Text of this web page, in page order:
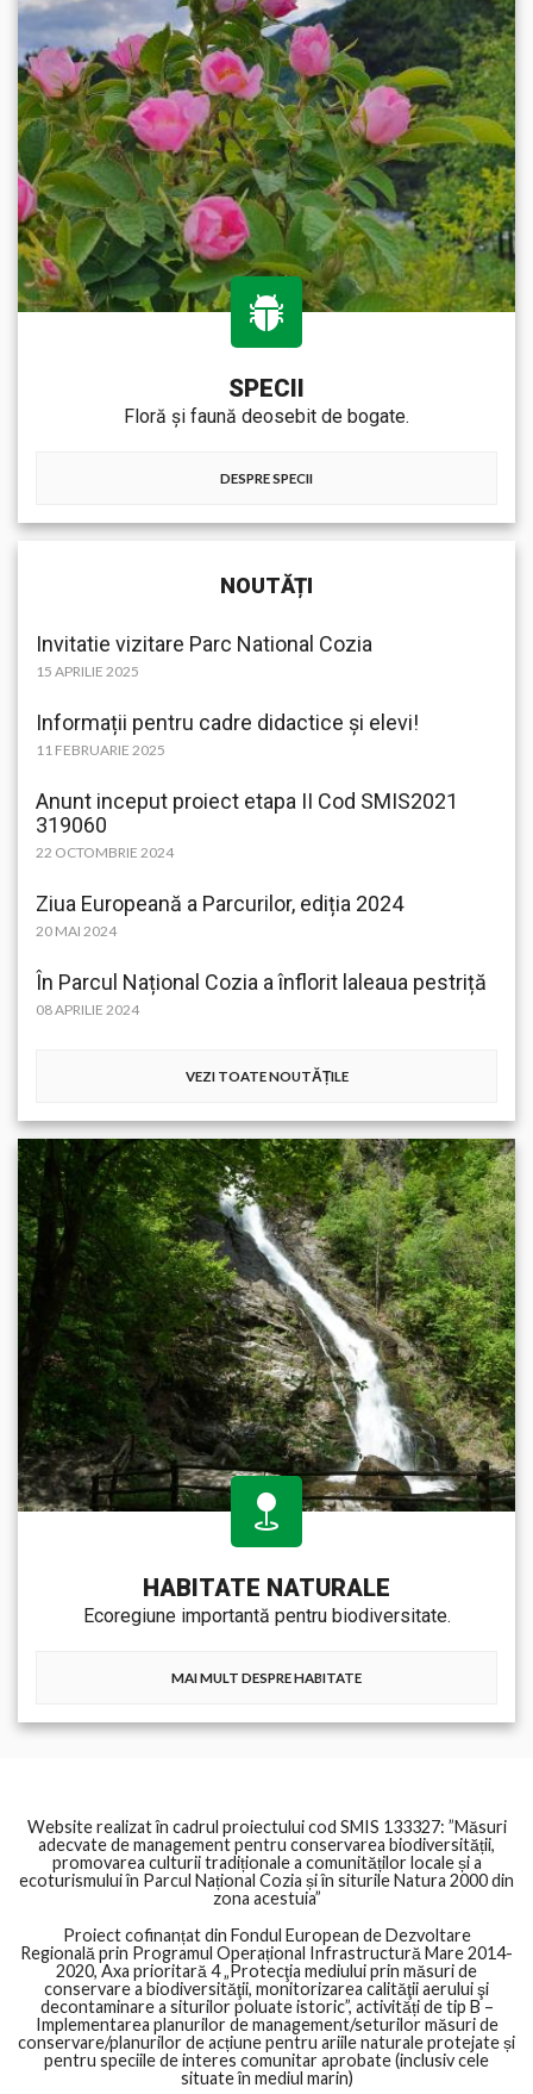
SPECII
Floră și faună deosebit de bogate.
DESPRE SPECII
NOUTĂȚI
Invitatie vizitare Parc National Cozia
15 APRILIE 2025
Informații pentru cadre didactice și elevi!
11 FEBRUARIE 2025
Anunt inceput proiect etapa II Cod SMIS2021
319060
22 OCTOMBRIE 2024
Ziua Europeană a Parcurilor, ediția 2024
20 MAI 2024
În Parcul Național Cozia a înflorit laleaua pestriță
08 APRILIE 2024
VEZI TOATE NOUTĂȚILE
HABITATE NATURALE
Ecoregiune importantă pentru biodiversitate.
MAI MULT DESPRE HABITATE
Website realizat în cadrul proiectului cod SMIS 133327: ”Măsuri
adecvate de management pentru conservarea biodiversității,
promovarea culturii tradiționale a comunităților locale și a
ecoturismului în Parcul Național Cozia și în siturile Natura 2000 din
zona acestuia”
Proiect cofinanțat din Fondul European de Dezvoltare
Regională prin Programul Operațional Infrastructură Mare 2014-
2020, Axa prioritară 4 „Protecţia mediului prin măsuri de
conservare a biodiversităţii, monitorizarea calităţii aerului şi
decontaminare a siturilor poluate istoric”, activități de tip B –
Implementarea planurilor de management/seturilor măsuri de
conservare/planurilor de acțiune pentru ariile naturale protejate și
pentru speciile de interes comunitar aprobate (inclusiv cele
situate în mediul marin)